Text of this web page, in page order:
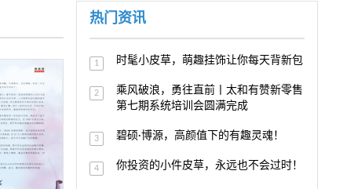
热门资讯
1 时髦小皮草，萌趣挂饰让你每天背新包
2
乘风破浪，勇往直前丨太和有赞新零售
第七期系统培训会圆满完成
3 碧硕·博源，高颜值下的有趣灵魂！
4 你投资的小件皮草，永远也不会过时！